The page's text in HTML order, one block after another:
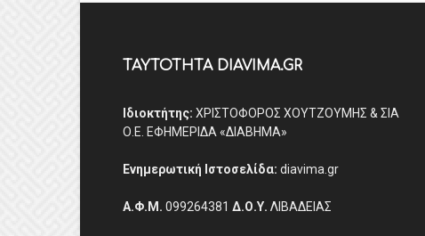
ΤΑΥΤΟΤΗΤΑ DIAVIMA.GR
Ιδιοκτήτης: ΧΡΙΣΤΟΦΟΡΟΣ ΧΟΥΤΖΟΥΜΗΣ & ΣΙΑ
Ο.Ε. ΕΦΗΜΕΡΙΔΑ «ΔΙΑΒΗΜΑ»
Ενημερωτική Ιστοσελίδα: diavima.gr
Α.Φ.Μ. 099264381 Δ.Ο.Υ. ΛΙΒΑΔΕΙΑΣ